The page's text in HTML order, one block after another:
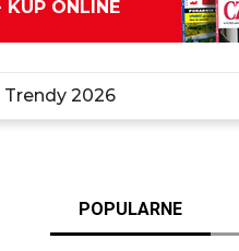
KUP ONLINE
Trendy 2026
POPULARNE